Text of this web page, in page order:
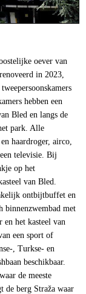
oever van
in 2023,
hebben een
Bled en langs de
park. Alle
haardroger, airco,
televisie. Bij
op het
van Bled.
ontbijtbuffet en
binnenzwembad met
het kasteel van
een sport of
, Turkse- en
beschikbaar.
de meeste
de berg Straža waar